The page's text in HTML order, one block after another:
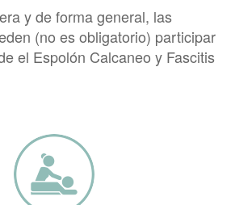
y de forma general, las
(no es obligatorio) participar
el Espolón Calcaneo y Fascitis